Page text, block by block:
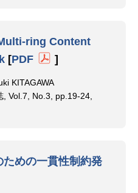
ring Content
[PDF ]
KITAGAWA
, Vol.7, No.3, pp.19-24,
めの一貫性制約発